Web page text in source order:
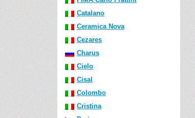
Catalano
Ceramica Nova
Cezares
Charus
Cielo
Cisal
Colombo
Cristina